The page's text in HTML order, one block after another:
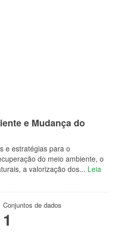
e Mudança do
e estratégias para o
do meio ambiente, o
a valorização dos... Leia
Conjuntos de dados
1